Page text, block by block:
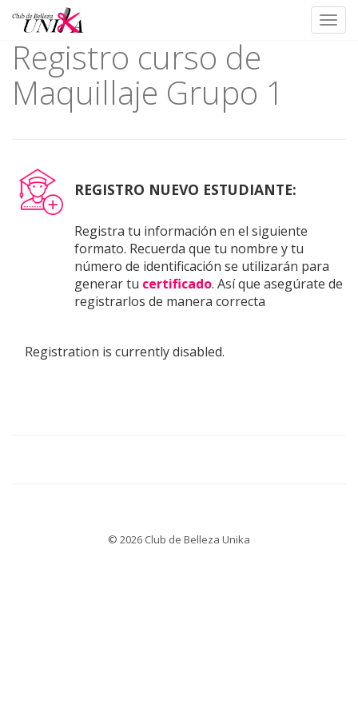
Skip
content
Registro curso de
Maquillaje Grupo 1
REGISTRO NUEVO ESTUDIANTE:
Registra tu información en el siguiente
formato. Recuerda que tu nombre y tu
número de identificación se utilizarán para
generar tu certificado. Así que asegúrate de
registrarlos de manera correcta
Registration is currently disabled.
© 2026 Club de Belleza Unika